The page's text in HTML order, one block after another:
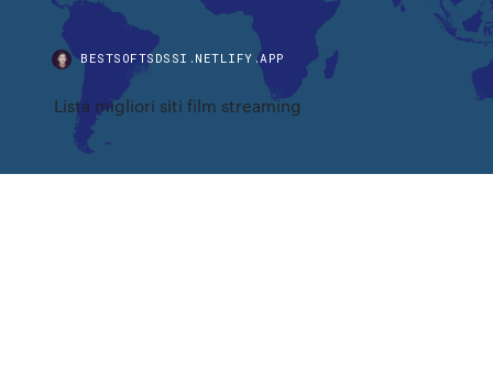
BESTSOFTSDSSI.NETLIFY.APP
Lista migliori siti film streaming